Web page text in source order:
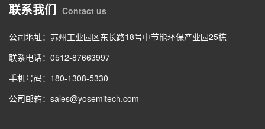
联系我们 Contact us
公司地址：苏州工业园区东长路18号中节能环保产业园25栋
联系电话：0512-87663997
手机号码：180-1308-5330
公司邮箱：sales@yosemitech.com